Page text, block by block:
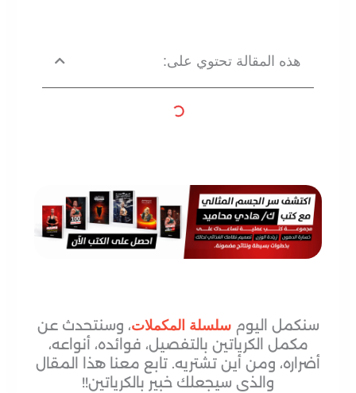
هذه المقالة تحتوي على:
سنكمل اليومسلسلة المكملات، وسنتحدث عن
مكمل الكرياتين بالتفصيل، فوائده، أنواعه،
أضراره، ومن أين تشتريه. تابع معنا هذا المقال
والذي سيجعلك خبير بالكرياتين!!